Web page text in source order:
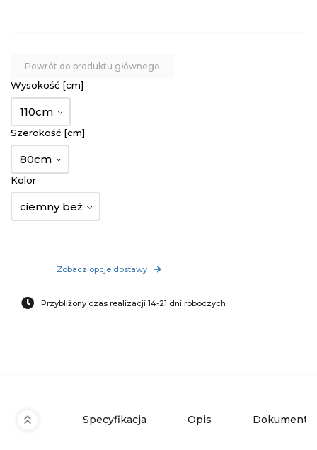
Powrót do produktu głównego
Wysokość [cm]
110cm
Szerokość [cm]
80cm
Kolor
ciemny beż
Zobacz opcje dostawy
Przybliżony czas realizacji 14-21 dni roboczych
Specyfikacja Opis Dokumenty